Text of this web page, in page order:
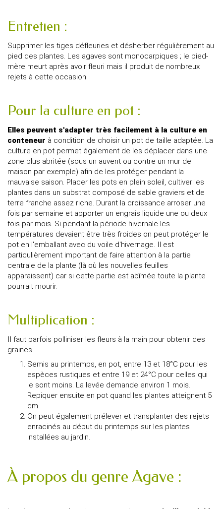
Entretien :
Supprimer les tiges défleuries et désherber régulièrement au
pied des plantes. Les agaves sont monocarpiques ; le pied-
mère meurt après avoir fleuri mais il produit de nombreux
rejets à cette occasion.
Pour la culture en pot :
Elles peuvent s'adapter très facilement à la culture en
conteneur à condition de choisir un pot de taille adaptée. La
culture en pot permet également de les déplacer dans une
zone plus abritée (sous un auvent ou contre un mur de
maison par exemple) afin de les protéger pendant la
mauvaise saison. Placer les pots en plein soleil, cultiver les
plantes dans un substrat composé de sable graviers et de
terre franche assez riche. Durant la croissance arroser une
fois par semaine et apporter un engrais liquide une ou deux
fois par mois. Si pendant la période hivernale les
températures devaient être très froides on peut protéger le
pot en l'emballant avec du voile d'hivernage. Il est
particulièrement important de faire attention à la partie
centrale de la plante (là où les nouvelles feuilles
apparaissent) car si cette partie est abîmée toute la plante
pourrait mourir.
Multiplication :
Il faut parfois polliniser les fleurs à la main pour obtenir des
graines.
Semis au printemps, en pot, entre 13 et 18°C pour les
espèces rustiques et entre 19 et 24°C pour celles qui
le sont moins. La levée demande environ 1 mois.
Repiquer ensuite en pot quand les plantes atteignent 5
cm.
On peut également prélever et transplanter des rejets
enracinés au début du printemps sur les plantes
installées au jardin.
À propos du genre Agave :